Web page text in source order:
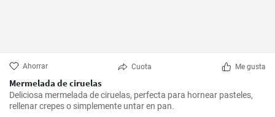
Ahorrar Cuota Me gusta
Mermelada de ciruelas
Deliciosa mermelada de ciruelas, perfecta para hornear pasteles,
rellenar crepes o simplemente untar en pan.